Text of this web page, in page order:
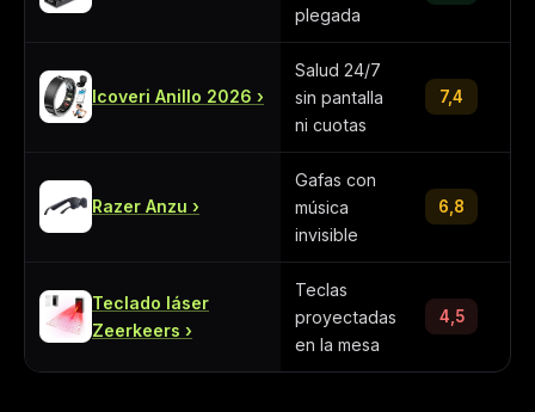
plegada
Icoveri Anillo 2026
Salud 24/7
sin pantalla
ni cuotas
7,4
Razer Anzu
Gafas con
música
invisible
6,8
Teclado láser
Zeerkeers
Teclas
proyectadas
en la mesa
4,5